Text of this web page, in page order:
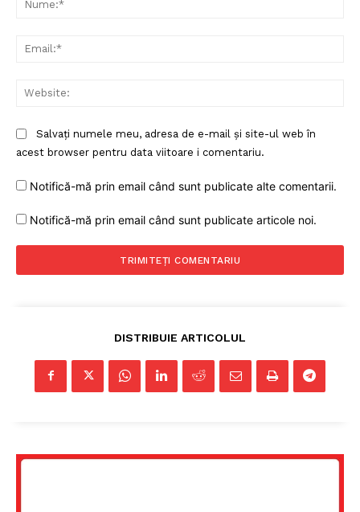
Salvați numele meu, adresa de e-mail și site-ul web în
acest browser pentru data viitoare i comentariu.
Notifică-mă prin email când sunt publicate alte comentarii.
Notifică-mă prin email când sunt publicate articole noi.
DISTRIBUIE ARTICOLUL